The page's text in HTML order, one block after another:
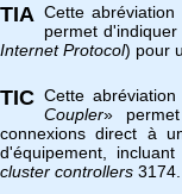
TIA Cette
permet
Internet Protocol) pour
TIC Cette
Coupler»
connexions direct à
d'équipement,
cluster controllers 3174.